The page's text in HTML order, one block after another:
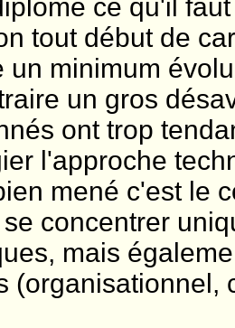
ce qu'il
tout début de
un minimum
un gros
ont trop
l'approche
mené c'est le
concentrer
mais
(organisationnel,